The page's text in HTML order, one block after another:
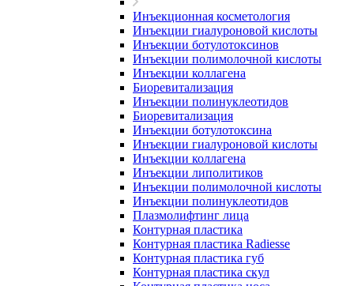
Инъекционная косметология
Инъекции гиалуроновой кислоты
Инъекции ботулотоксинов
Инъекции полимолочной кислоты
Инъекции коллагена
Биоревитализация
Инъекции полинуклеотидов
Биоревитализация
Инъекции ботулотоксина
Инъекции гиалуроновой кислоты
Инъекции коллагена
Инъекции липолитиков
Инъекции полимолочной кислоты
Инъекции полинуклеотидов
Плазмолифтинг лица
Контурная пластика
Контурная пластика Radiesse
Контурная пластика губ
Контурная пластика скул